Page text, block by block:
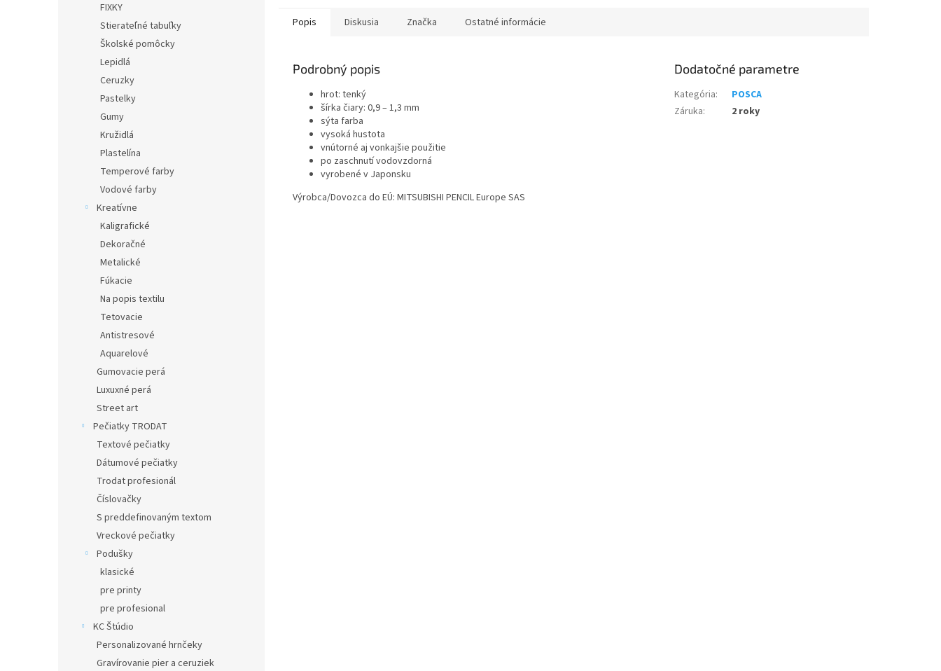
FIXKY
Stierateľné tabuľky
Školské pomôcky
Lepidlá
Ceruzky
Pastelky
Gumy
Kružidlá
Plastelína
Temperové farby
Vodové farby
Kreatívne
Kaligrafické
Dekoračné
Metalické
Fúkacie
Na popis textilu
Tetovacie
Antistresové
Aquarelové
Gumovacie perá
Luxuxné perá
Street art
Pečiatky TRODAT
Textové pečiatky
Dátumové pečiatky
Trodat profesionál
Číslovačky
S preddefinovaným textom
Vreckové pečiatky
Podušky
klasické
pre printy
pre profesional
KC Štúdio
Personalizované hrnčeky
Gravírovanie pier a ceruziek
Popis Diskusia Značka Ostatné informácie
Podrobný popis
hrot: tenký
šírka čiary: 0,9 – 1,3 mm
sýta farba
vysoká hustota
vnútorné aj vonkajšie použitie
po zaschnutí vodovzdorná
vyrobené v Japonsku
Výrobca/Dovozca do EÚ: MITSUBISHI PENCIL Europe SAS
Dodatočné parametre
Kategória:
POSCA
Záruka: 2 roky